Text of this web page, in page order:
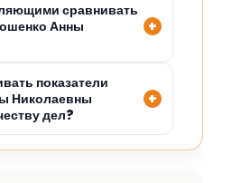
сравнивать
Анны
показатели
Николаевны
дел?